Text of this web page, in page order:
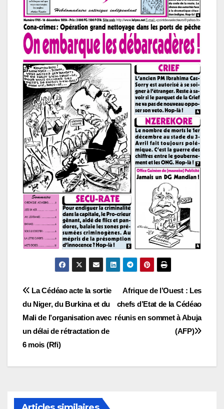
Navigation
de
l’article
Afrique de l’Ouest : Les
chefs d’Etat de la Cédéao
réunis en sommet à Abuja
(AFP)
La Cédéao acte la sortie
du Niger, du Burkina et du
Mali de l’organisation avec
un délai de rétractation de
6 mois (Rfi)